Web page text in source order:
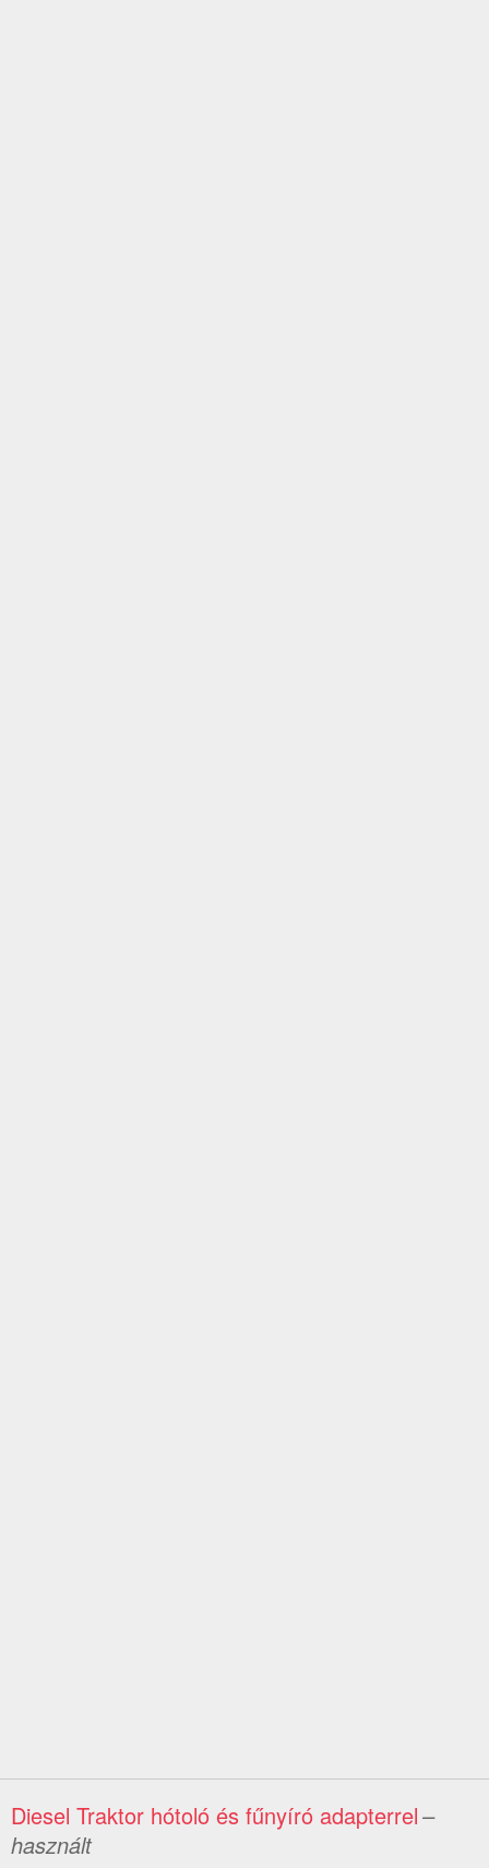
Diesel Traktor hótoló és fűnyíró adapterrel–
használt